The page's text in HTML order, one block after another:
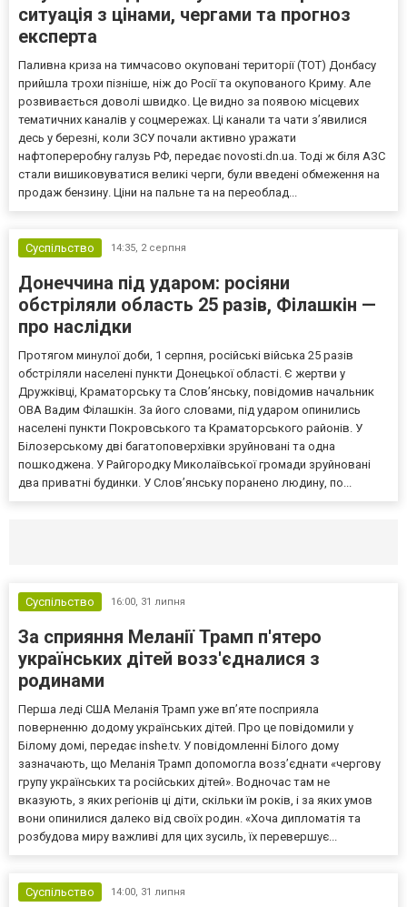
ситуація з цінами, чергами та прогноз
експерта
Паливна криза на тимчасово окуповані території (ТОТ) Донбасу
прийшла трохи пізніше, ніж до Росії та окупованого Криму. Але
розвивається доволі швидко. Це видно за появою місцевих
тематичних каналів у соцмережах. Ці канали та чати з’явилися
десь у березні, коли ЗСУ почали активно уражати
нафтопереробну галузь РФ, передає novosti.dn.ua. Тоді ж біля АЗС
стали вишиковуватися великі черги, були введені обмеження на
продаж бензину. Ціни на пальне та на переоблад...
Суспільство 14:35, 2 серпня
Донеччина під ударом: росіяни
обстріляли область 25 разів, Філашкін —
про наслідки
Протягом минулої доби, 1 серпня, російські війська 25 разів
обстріляли населені пункти Донецької області. Є жертви у
Дружківці, Краматорську та Слов’янську, повідомив начальник
ОВА Вадим Філашкін. За його словами, під ударом опинились
населені пункти Покровського та Краматорського районів. У
Білозерському дві багатоповерхівки зруйновані та одна
пошкоджена. У Райгородку Миколаївської громади зруйновані
два приватні будинки. У Слов’янську поранено людину, по...
Суспільство 16:00, 31 липня
За сприяння Меланії Трамп п'ятеро
українських дітей возз'єдналися з
родинами
Перша леді США Меланія Трамп уже впʼяте посприяла
поверненню додому українських дітей. Про це повідомили у
Білому домі, передає inshe.tv. У повідомленні Білого дому
зазначають, що Меланія Трамп допомогла возз’єднати «чергову
групу українських та російських дітей». Водночас там не
вказують, з яких регіонів ці діти, скільки їм років, і за яких умов
вони опинилися далеко від своїх родин. «Хоча дипломатія та
розбудова миру важливі для цих зусиль, їх перевершує...
Суспільство 14:00, 31 липня